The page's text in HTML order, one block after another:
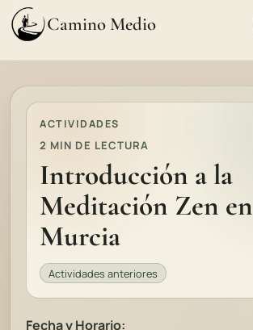
Camino Medio
ACTIVIDADES
2 MIN DE LECTURA
Introducción a la
Meditación Zen en
Murcia
Actividades anteriores
Fecha y Horario: